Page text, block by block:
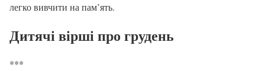
легко вивчити на пам’ять.
Дитячі вірші про грудень
***